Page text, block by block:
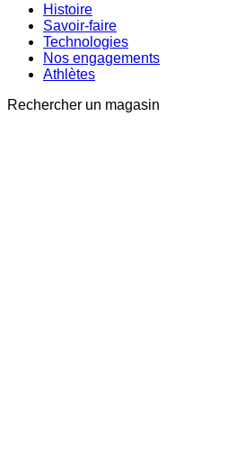
Histoire
Savoir-faire
Technologies
Nos engagements
Athlètes
Rechercher un magasin